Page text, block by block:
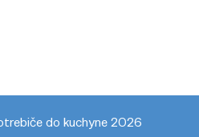
do kuchyne 2026